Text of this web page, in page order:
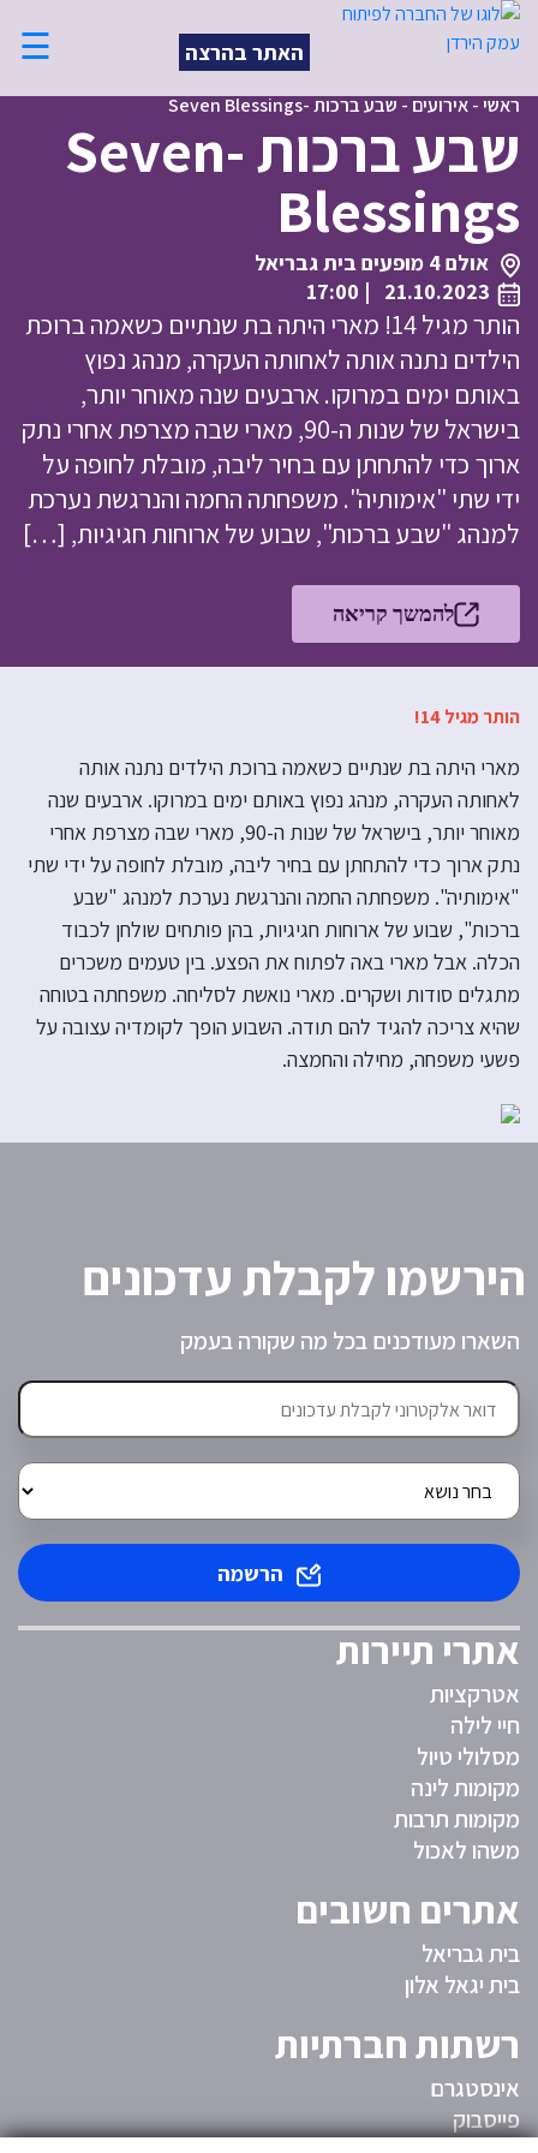
האתר בהרצה ☰
ראשי-אירועים - שבע ברכות -Seven Blessings
שבע ברכות -Seven
Blessings
אולם 4 מופעים בית גבריאל
21.10.2023
| 17:00
הותר מגיל 14! מארי היתה בת שנתיים כשאמה ברוכת
הילדים נתנה אותה לאחותה העקרה, מנהג נפוץ
באותם ימים במרוקו. ארבעים שנה מאוחר יותר,
בישראל של שנות ה-90, מארי שבה מצרפת אחרי נתק
ארוך כדי להתחתן עם בחיר ליבה, מובלת לחופה על
ידי שתי "אימותיה". משפחתה החמה והנרגשת נערכת
למנהג "שבע ברכות", שבוע של ארוחות חגיגיות, […]
להמשך קריאה
הותר מגיל 14!
מארי היתה בת שנתיים כשאמה ברוכת הילדים נתנה אותה
לאחותה העקרה, מנהג נפוץ באותם ימים במרוקו. ארבעים שנה
מאוחר יותר, בישראל של שנות ה-90, מארי שבה מצרפת אחרי
נתק ארוך כדי להתחתן עם בחיר ליבה, מובלת לחופה על ידי שתי
"אימותיה". משפחתה החמה והנרגשת נערכת למנהג "שבע
ברכות", שבוע של ארוחות חגיגיות, בהן פותחים שולחן לכבוד
הכלה. אבל מארי באה לפתוח את הפצע. בין טעמים משכרים
מתגלים סודות ושקרים. מארי נואשת לסליחה. משפחתה בטוחה
שהיא צריכה להגיד להם תודה. השבוע הופך לקומדיה עצובה על
פשעי משפחה, מחילה והחמצה.
הירשמו לקבלת עדכונים
השארו מעודכנים בכל מה שקורה בעמק
הרשמה
אתרי תיירות
אטרקציות
חיי לילה
מסלולי טיול
מקומות לינה
מקומות תרבות
משהו לאכול
אתרים חשובים
בית גבריאל
בית יגאל אלון
רשתות חברתיות
אינסטגרם
פייסבוק